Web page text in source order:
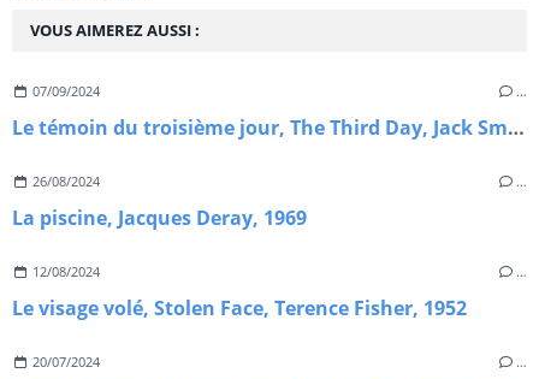
VOUS AIMEREZ AUSSI :
07/09/2024 …
Le témoin du troisième jour, The Third Day, Jack Smight, 1965.
26/08/2024 …
La piscine, Jacques Deray, 1969
12/08/2024 …
Le visage volé, Stolen Face, Terence Fisher, 1952
20/07/2024 …